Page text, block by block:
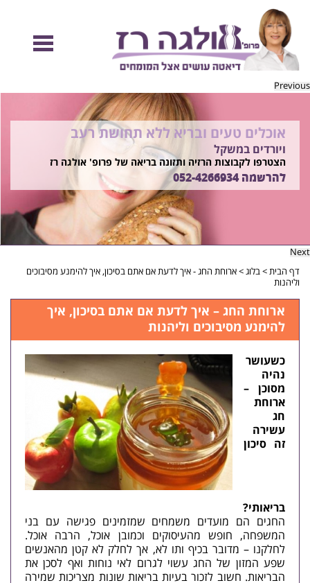
Previous
להיות מוכנות לקיץ הזה ולזה שאחריו!
בשיטת ד"ר אולגה רז
רוצים ללמוד איך?
התקשרו 052-4266934
אוכלים טעים ובריא ללא תחושת רעב
ויורדים במשקל
הצטרפו לקבוצות הרזיה ותזונה בריאה של פרופ' אולגה רז
להרשמה052-4266934
Next
דף הבית>בלוג>ארוחת החג - איך לדעת אם אתם בסיכון, איך להימנע מסיבוכים
וליהנות
ארוחת החג – איך לדעת אם אתם בסיכון, איך
להימנע מסיבוכים וליהנות
כשעושר
נהיה
מסוכן –
ארוחת
חג
עשירה
זה סיכון
בריאותי?
החגים הם מועדים משמחים שמזמינים פגישה עם בני
המשפחה, חופש מהעיסוקים וכמובן אוכל, הרבה אוכל.
לחלקנו – מדובר בכיף ותו לא, אך לחלק לא קטן מהאנשים
שפע המזון של החג עשוי לגרום לאי נוחות ואף לסכן את
הבריאות. חשוב לזכור בעיות בריאות שונות מצריכות שמירה